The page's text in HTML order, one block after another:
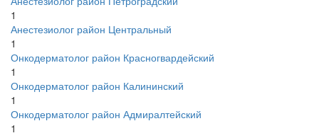
1
Анестезиолог район Центральный
1
Онкодерматолог район Красногвардейский
1
Онкодерматолог район Калининский
1
Онкодерматолог район Адмиралтейский
1